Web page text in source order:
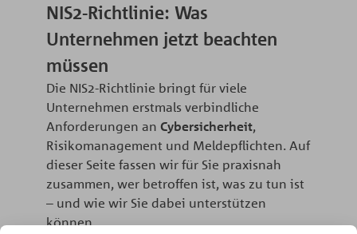
NIS2-Richtlinie: Was
Unternehmen jetzt beachten
müssen
Die NIS2-Richtlinie bringt für viele
Unternehmen erstmals verbindliche
Anforderungen an Cybersicherheit,
Risikomanagement und Meldepflichten.​ Auf
dieser Seite fassen wir für Sie praxisnah
zusammen, wer betroffen ist, was zu tun ist
– und wie wir Sie dabei unterstützen
können.